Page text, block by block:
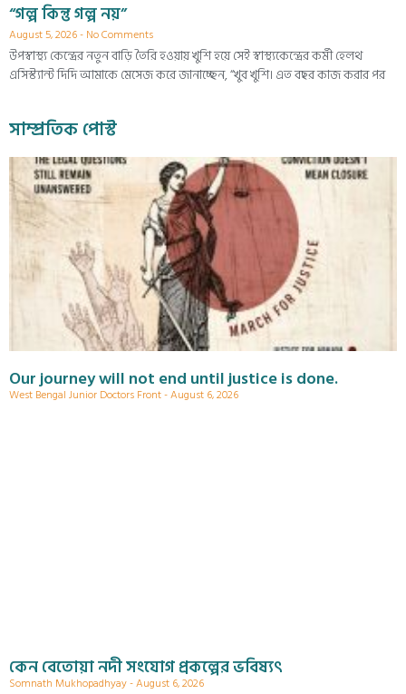
“গল্প কিন্তু গল্প নয়”
August 5, 2026 No Comments
উপস্বাস্থ্য কেন্দ্রের নতুন বাড়ি তৈরি হওয়ায় খুশি হয়ে সেই স্বাস্থ্যকেন্দ্রের কর্মী হেলথ
এসিস্ট্যান্ট দিদি আমাকে মেসেজ করে জানাচ্ছেন, “খুব খুশি। এত বছর কাজ করার পর
সাম্প্রতিক পোস্ট
Our journey will not end until justice is done.
West Bengal Junior Doctors Front August 6, 2026
কেন বেতোয়া নদী সংযোগ প্রকল্পের ভবিষ্যৎ
Somnath Mukhopadhyay August 6, 2026